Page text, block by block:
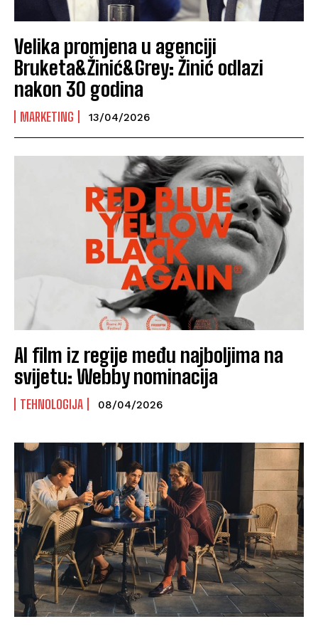
Velika promjena u agenciji
Bruketa&Žinić&Grey: Žinić odlazi
nakon 30 godina
MARKETING 13/04/2026
AI film iz regije među najboljima na
svijetu: Webby nominacija
TEHNOLOGIJA 08/04/2026